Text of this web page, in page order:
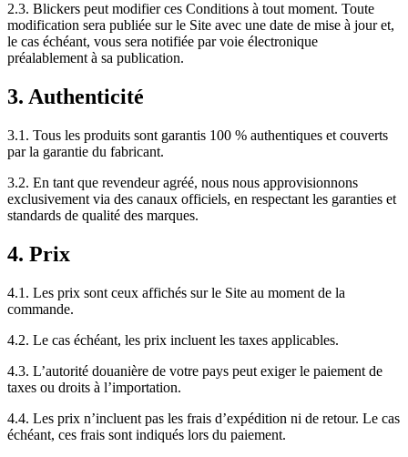
2.3. Blickers peut modifier ces Conditions à tout moment. Toute
modification sera publiée sur le Site avec une date de mise à jour et,
le cas échéant, vous sera notifiée par voie électronique
préalablement à sa publication.
3. Authenticité
3.1. Tous les produits sont garantis 100 % authentiques et couverts
par la garantie du fabricant.
3.2. En tant que revendeur agréé, nous nous approvisionnons
exclusivement via des canaux officiels, en respectant les garanties et
standards de qualité des marques.
4. Prix
4.1. Les prix sont ceux affichés sur le Site au moment de la
commande.
4.2. Le cas échéant, les prix incluent les taxes applicables.
4.3. L’autorité douanière de votre pays peut exiger le paiement de
taxes ou droits à l’importation.
4.4. Les prix n’incluent pas les frais d’expédition ni de retour. Le cas
échéant, ces frais sont indiqués lors du paiement.